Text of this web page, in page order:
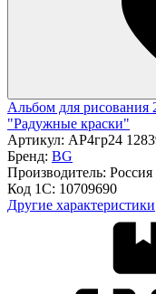
Альбом для рисования
"Радужные краски"
Артикул: АР4гр24
Бренд: BG
Производитель: Россия
Код 1С: 10709690
Другие характеристики